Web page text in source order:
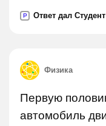
P Ответ дал Студент
Физика
Первую
автомобиль